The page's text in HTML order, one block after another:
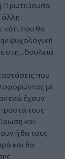
Πρωτεύουσα
άλλη
κάτι που θα
ψυχολογική
στη…δουλειά
που
με
ενώ έχουν
τους
και
ή θα τους
και θα